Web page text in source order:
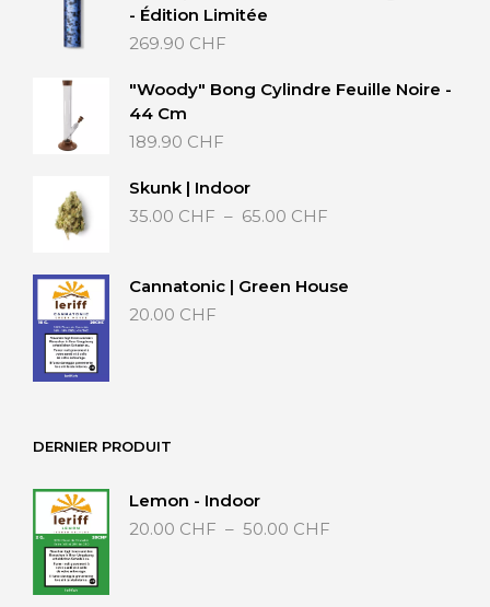
- Édition Limitée
269.90 CHF
"Woody" Bong Cylindre Feuille Noire -
44 Cm
189.90 CHF
Skunk | Indoor
35.00 CHF – 65.00 CHF
à
Cannatonic | Green House
20.00 CHF
DERNIER PRODUIT
Lemon - Indoor
20.00 CHF – 50.00 CHF